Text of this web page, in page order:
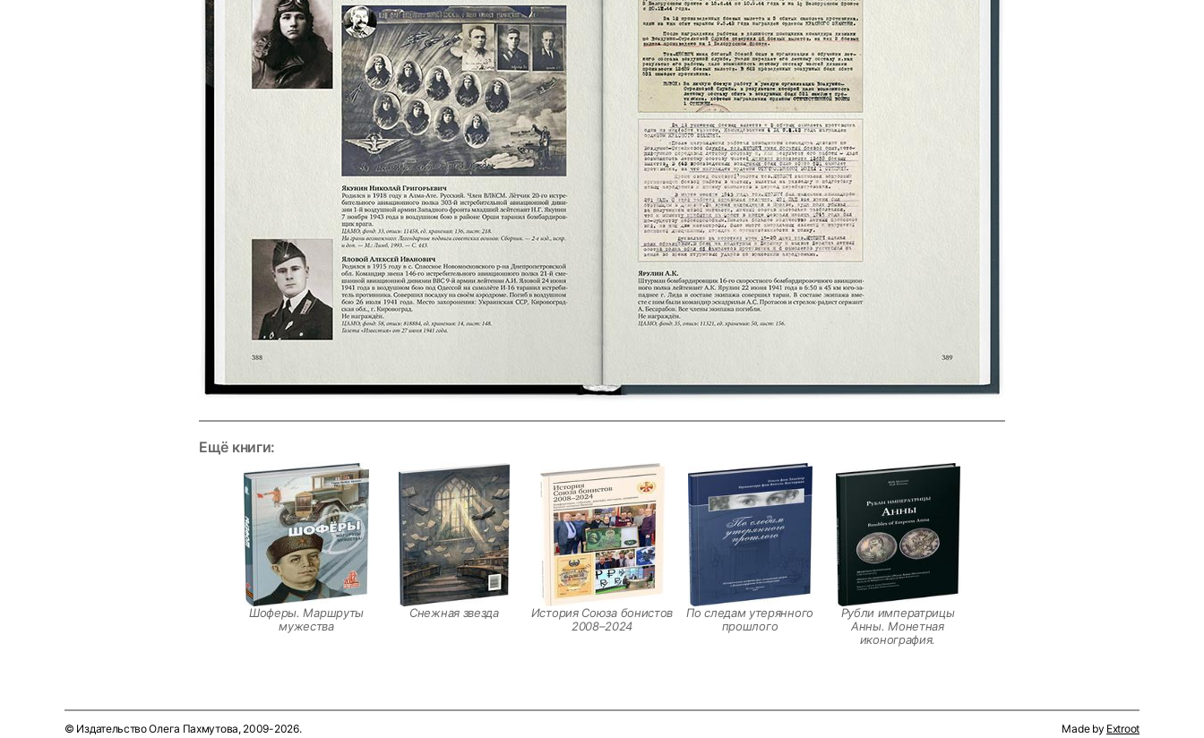
Ещё книги:
Шоферы. Маршруты
мужества
Снежная звезда
История Союза бонистов
2008–2024
По следам утерянного
прошлого
Рубли императрицы
Анны. Монетная
иконография.
© Издательство Олега Пахмутова, 2009-2026. Made by Extroot